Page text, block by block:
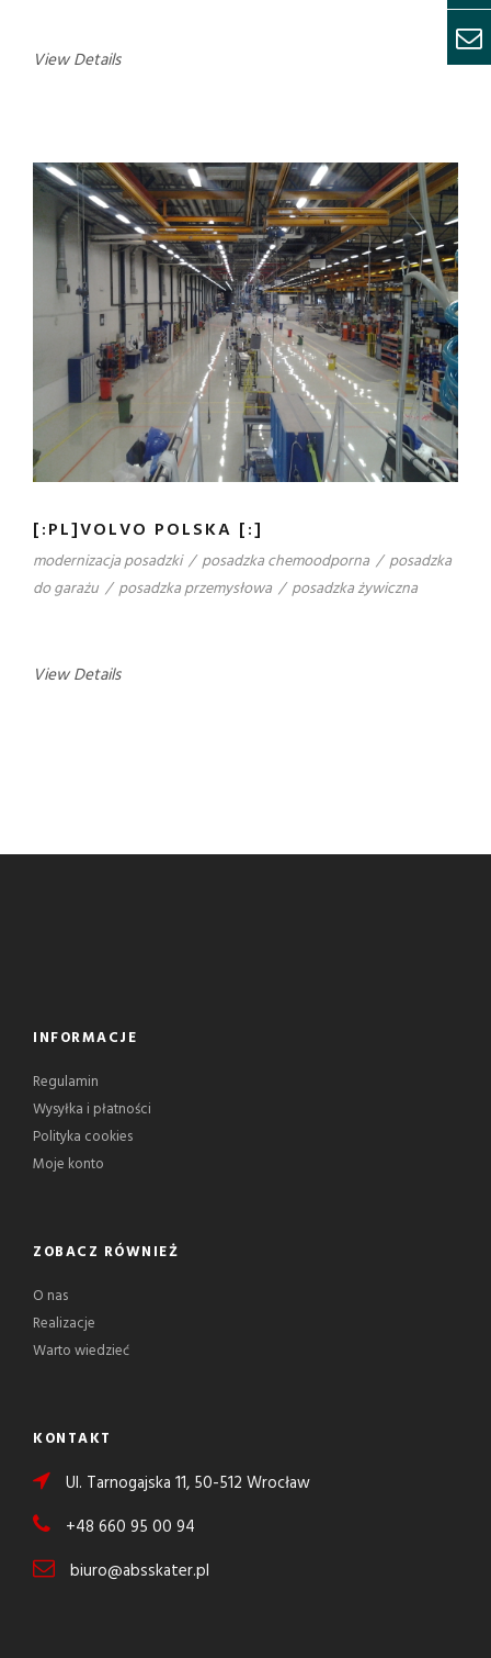
View Details
[:PL]VOLVO POLSKA [:]
modernizacja posadzki / posadzka chemoodporna / posadzka
do garażu / posadzka przemysłowa / posadzka żywiczna
View Details
INFORMACJE
Regulamin
Wysyłka i płatności
Polityka cookies
Moje konto
ZOBACZ RÓWNIEŻ
O nas
Realizacje
Warto wiedzieć
KONTAKT
Ul. Tarnogajska 11, 50-512 Wrocław
+48 660 95 00 94
biuro@absskater.pl